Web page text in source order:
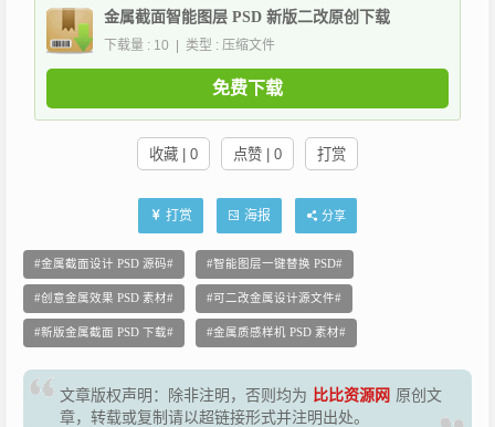
金属截面智能图层 PSD 新版二改原创下载
下载量 : 10 | 类型 : 压缩文件
免费下载
收藏 | 0 点赞 | 0 打赏
打赏 海报 分享
金属截面设计 PSD 源码 智能图层一键替换 PSD
创意金属效果 PSD 素材 可二改金属设计源文件
新版金属截面 PSD 下载 金属质感样机 PSD 素材
文章版权声明：除非注明，否则均为 比比资源网 原创文
章，转载或复制请以超链接形式并注明出处。